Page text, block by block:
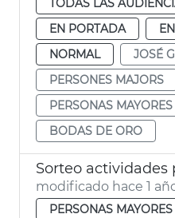
EN PORTADA
NORMAL
JOSÉ
PERSONES MAJORS
PERSONAS MAYORES
BODAS DE ORO
Sorteo actividades
modificado hace 1
PERSONAS MAYORES